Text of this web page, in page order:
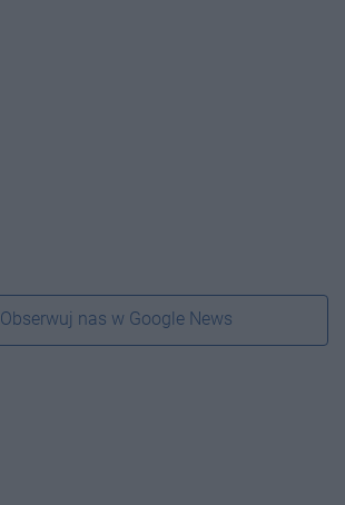
Obserwuj nas w Google News